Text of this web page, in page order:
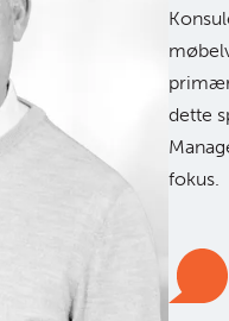
dette
fokus.